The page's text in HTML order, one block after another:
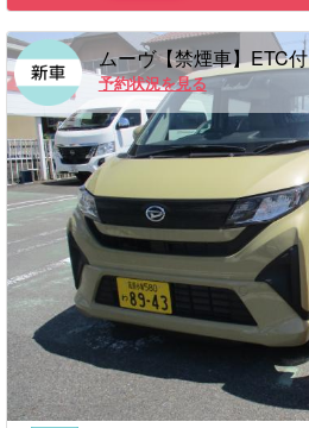
ムーヴ【禁煙車】ETC付
予約状況を見る